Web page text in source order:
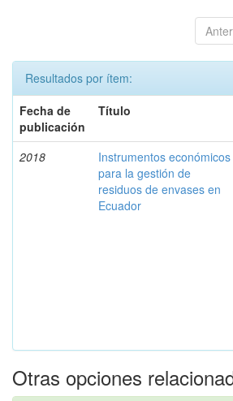
Resultados por ítem:
Fecha de
publicación
Título
2018
Instrumentos económicos
para la gestión de
residuos de envases en
Ecuador
Otras opciones